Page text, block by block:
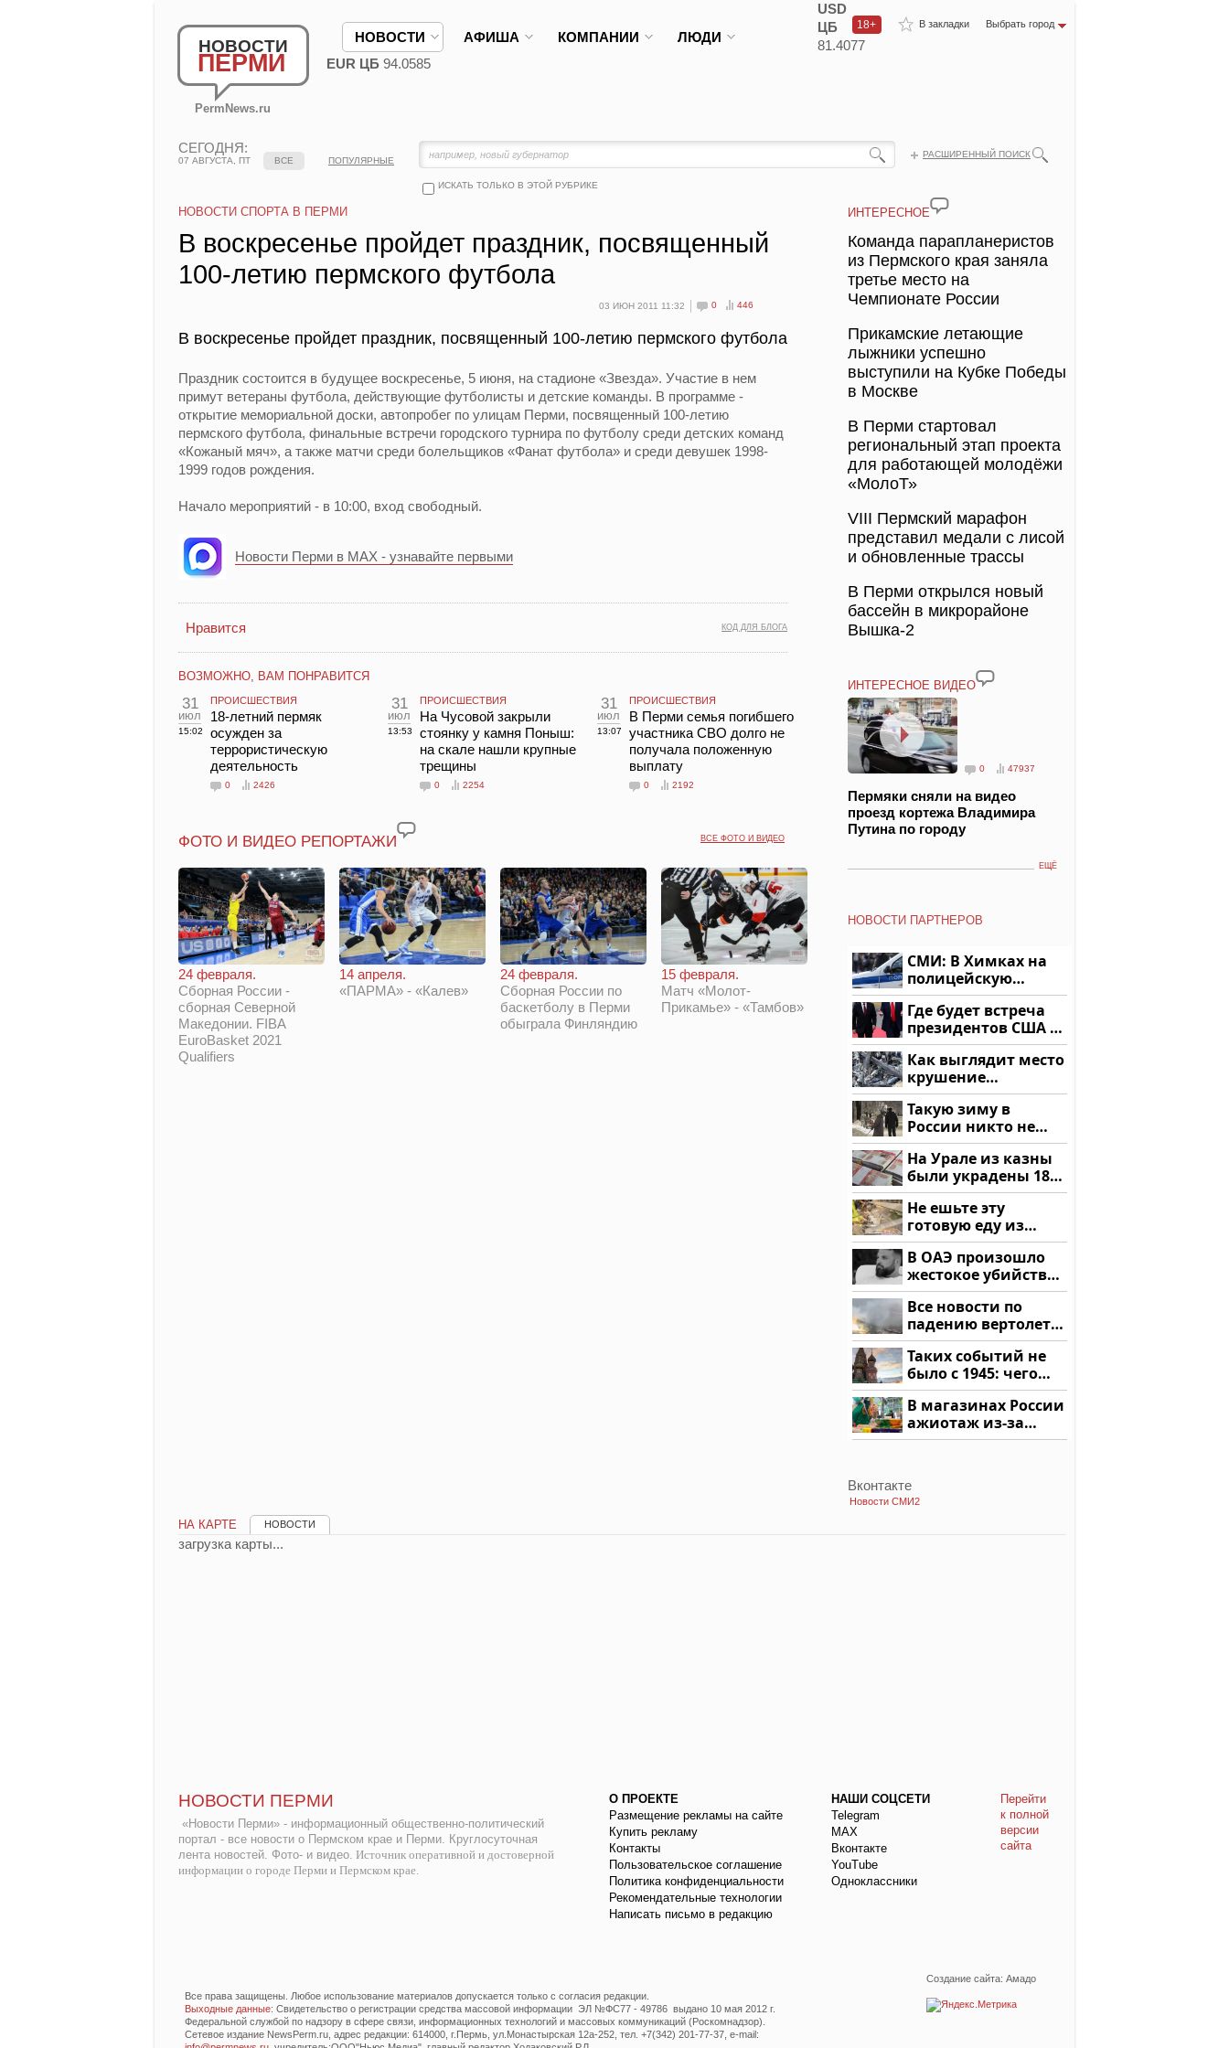
НОВОСТИ
ПЕРМИ
PermNews.ru
В закладки Выбрать город
18+
НОВОСТИ АФИША КОМПАНИИ ЛЮДИ
USD
ЦБ
81.4077
EUR ЦБ 94.0585
СЕГОДНЯ:
07 АВГУСТА, ПТ
РАСШИРЕННЫЙ ПОИСК
ИСКАТЬ ТОЛЬКО В ЭТОЙ РУБРИКЕ
ВСЕ ПОПУЛЯРНЫЕ
НОВОСТИ СПОРТА В ПЕРМИ
В воскресенье пройдет праздник, посвященный
100-летию пермского футбола
03 ИЮН 2011 11:32 0 446
В воскресенье пройдет праздник, посвященный 100-летию пермского футбола
Праздник состоится в будущее воскресенье, 5 июня, на стадионе «Звезда». Участие в нем
примут ветераны футбола, действующие футболисты и детские команды. В программе -
открытие мемориальной доски, автопробег по улицам Перми, посвященный 100-летию
пермского футбола, финальные встречи городского турнира по футболу среди детских команд
«Кожаный мяч», а также матчи среди болельщиков «Фанат футбола» и среди девушек 1998-
1999 годов рождения.
Начало мероприятий - в 10:00, вход свободный.
Новости Перми в MAX - узнавайте первыми
КОД ДЛЯ БЛОГА
Нравится
ВОЗМОЖНО, ВАМ ПОНРАВИТСЯ
31
июл
15:02
ПРОИСШЕСТВИЯ
18-летний пермяк
осужден за
террористическую
деятельность
0 2426
31
июл
13:53
ПРОИСШЕСТВИЯ
На Чусовой закрыли
стоянку у камня Поныш:
на скале нашли крупные
трещины
0 2254
31
июл
13:07
ПРОИСШЕСТВИЯ
В Перми семья погибшего
участника СВО долго не
получала положенную
выплату
0 2192
ВСЕ ФОТО И ВИДЕО
ФОТО И ВИДЕО РЕПОРТАЖИ
24 февраля.
Сборная России -
сборная Северной
Македонии. FIBA
EuroBasket 2021
Qualifiers
14 апреля.
«ПАРМА» - «Калев»
24 февраля.
Сборная России по
баскетболу в Перми
обыграла Финляндию
15 февраля.
Матч «Молот-
Прикамье» - «Тамбов»
ИНТЕРЕСНОЕ
Команда парапланеристов
из Пермского края заняла
третье место на
Чемпионате России
Прикамские летающие
лыжники успешно
выступили на Кубке Победы
в Москве
В Перми стартовал
региональный этап проекта
для работающей молодёжи
«МолоТ»
VIII Пермский марафон
представил медали с лисой
и обновленные трассы
В Перми открылся новый
бассейн в микрорайоне
Вышка-2
ИНТЕРЕСНОЕ ВИДЕО
0 47937
Пермяки сняли на видео
проезд кортежа Владимира
Путина по городу
ЕЩЁ
НОВОСТИ ПАРТНЕРОВ
СМИ: В Химках на
полицейскую
машину напали и
подожгли.
Где будет встреча
президентов США и
России: Европа?
Как выглядит место
крушение
вертолета на
Кавказе: смотреть
Такую зиму в
России никто не
ждал: как так?!
На Урале из казны
были украдены 18
миллионов рублей
Не ешьте эту
готовую еду из
магазина: список
В ОАЭ произошло
жестокое убийство
криптомиллионера
Все новости по
падению вертолета
на Кавказе: читать
здесь
Таких событий не
было с 1945: чего
ждать всем нам?
В магазинах России
ажиотаж из-за
этого продукта: что
Вконтакте
Новости СМИ2
НА КАРТЕ НОВОСТИ
загрузка карты...
НОВОСТИ ПЕРМИ
«Новости Перми» - информационный общественно-политический
портал - все новости о Пермском крае и Перми. Круглосуточная
лента новостей. Фото- и видео. Источник оперативной и достоверной
информации о городе Перми и Пермском крае.
О ПРОЕКТЕ
Размещение рекламы на сайте
Купить рекламу
Контакты
Пользовательское соглашение
Политика конфиденциальности
Рекомендательные технологии
Написать письмо в редакцию
НАШИ СОЦСЕТИ
Telegram
МАХ
Вконтакте
YouTube
Одноклассники
Перейти
к полной
версии
сайта
Создание сайта: Амадо
Все права защищены. Любое использование материалов допускается только с согласия редакции.
Выходные данные: Свидетельство о регистрации средства массовой информации ЭЛ №ФС77 - 49786 выдано 10 мая 2012 г.
Федеральной службой по надзору в сфере связи, информационных технологий и массовых коммуникаций (Роскомнадзор).
Сетевое издание NewsPerm.ru, адрес редакции: 614000, г.Пермь, ул.Монастырская 12а-252, тел. +7(342) 201-77-37, e-mail: